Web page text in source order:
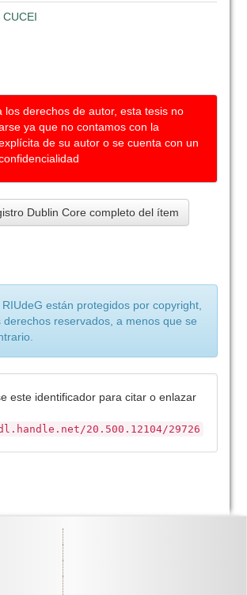
CUCEI
los derechos de autor, esta tesis no
ya que no contamos con la
de su autor o se cuenta con un
Dublin Core completo del ítem
están protegidos por copyright,
derechos reservados, a menos que se
este identificador para citar o enlazar
20.500.12104/29726